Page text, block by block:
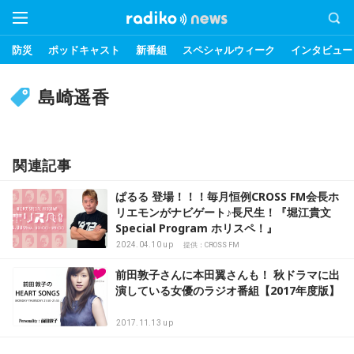
防災 ポッドキャスト 新番組 スペシャルウィーク インタビュー
島崎遥香
関連記事
ぱるる 登場！！！毎月恒例CROSS FM会長ホ
リエモンがナビゲート♪長尺生！『堀江貴文
Special Program ホリスペ！』
2024.04.10 up 提供：CROSS FM
前田敦子さんに本田翼さんも！ 秋ドラマに出
演している女優のラジオ番組【2017年度版】
2017.11.13 up